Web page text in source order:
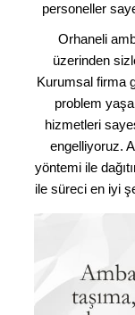
personeller
Orhaneli
üzerinden
Kurumsal firma
problem
hizmetleri
engelliyoruz.
yöntemi ile
ile süreci en iyi